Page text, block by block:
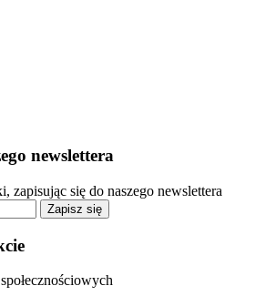
newslettera
zapisując się do naszego newslettera
Zapisz się